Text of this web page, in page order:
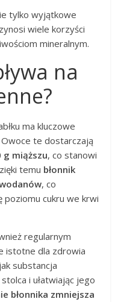
tylko wyjątkowe
wiele korzyści
mineralnym.
na
ma kluczowe
te dostarczają
g miąższu, co stanowi
temu błonnik
, co
poziomu cukru we krwi
regularnym
istotne dla zdrowia
substancja
i ułatwiając jego
błonnika zmniejsza